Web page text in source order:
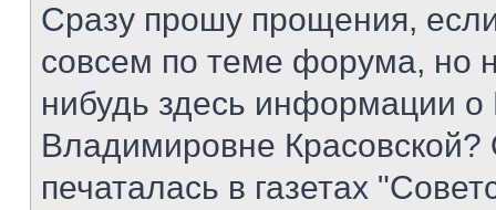
Сразу прошу прощения,
совсем по теме форума, но
нибудь здесь информации о
Владимировне
печаталась в газетах